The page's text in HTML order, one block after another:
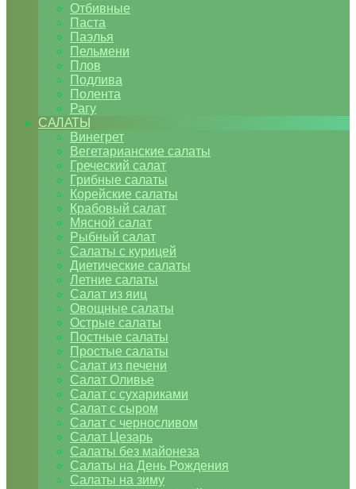
Отбивные
Паста
Паэлья
Пельмени
Плов
Подлива
Полента
Рагу
САЛАТЫ
Винегрет
Вегетарианские салаты
Греческий салат
Грибные салаты
Корейские салаты
Крабовый салат
Мясной салат
Рыбный салат
Салаты с курицей
Диетические салаты
Летние салаты
Салат из яиц
Овощные салаты
Острые салаты
Постные салаты
Простые салаты
Салат из печени
Салат Оливье
Салат с сухариками
Салат с сыром
Салат с черносливом
Салат Цезарь
Салаты без майонеза
Салаты на День Рождения
Салаты на зиму